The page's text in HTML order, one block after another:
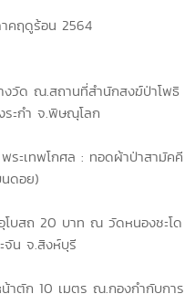
คฤดูร้อน 2564
วัด ณ.สถานที่สำนักสงฆ์ป่าโพธิ
ระกำ จ.พิษณุโลก
ะเทพโกศล : ทอดผ้าป่าสามัคคี
ดอย)
โบสถ 20 บาท ณ วัดหนองชะโด
จัน จ.สิงห์บุรี
าตัก 10 เมตร ณ.กองกำกับการ